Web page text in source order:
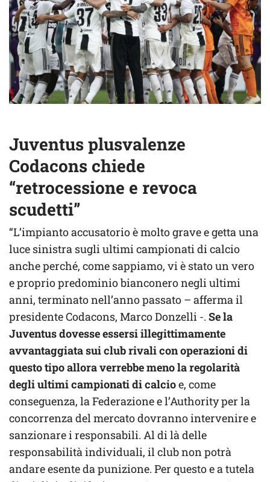
Juventus plusvalenze
Codacons chiede
“retrocessione e revoca
scudetti”
“L’impianto accusatorio è molto grave e getta una
luce sinistra sugli ultimi campionati di calcio
anche perché, come sappiamo, vi è stato un vero
e proprio predominio bianconero negli ultimi
anni, terminato nell’anno passato – afferma il
presidente Codacons, Marco Donzelli -. Se la
Juventus dovesse essersi illegittimamente
avvantaggiata sui club rivali con operazioni di
questo tipo allora verrebbe meno la regolarità
degli ultimi campionati di calcioe, come
conseguenza, la Federazione e l’Authority per la
concorrenza del mercato dovranno intervenire e
sanzionare i responsabili. Al di là delle
responsabilità individuali, il club non potrà
andare esente da punizione. Per questo e a tutela